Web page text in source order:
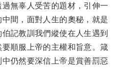
無辜人受苦的題材，引伸一
間，面對人生的奧秘，就是
記教訓我們縱使在人生遇到
順服上帝的主權和旨意。箴
仍然要深信上帝是賞善罰惡